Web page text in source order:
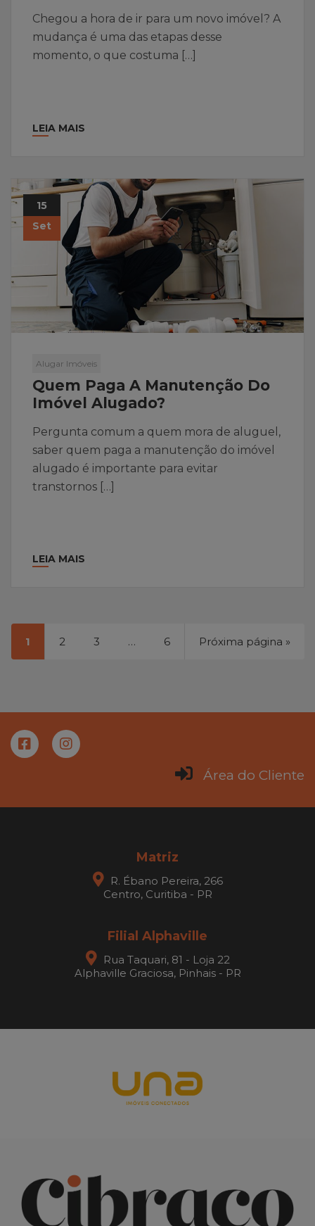
Chegou a hora de ir para um novo imóvel? A
mudança é uma das etapas desse
momento, o que costuma […]
LEIA MAIS
15
Set
Alugar Imóveis
Quem Paga A Manutenção Do
Imóvel Alugado?
Pergunta comum a quem mora de aluguel,
saber quem paga a manutenção do imóvel
alugado é importante para evitar
transtornos […]
LEIA MAIS
1 2 3 … 6 Próxima página »
Área do Cliente
Matriz
R. Ébano Pereira, 266
Centro, Curitiba - PR
Filial Alphaville
Rua Taquari, 81 - Loja 22
Alphaville Graciosa, Pinhais - PR